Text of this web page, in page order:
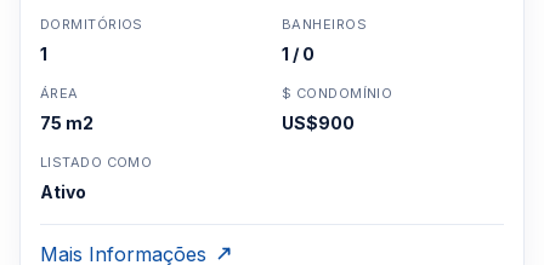
DORMITÓRIOS
1
BANHEIROS
1 / 0
ÁREA
75 m2
$ CONDOMÍNIO
US$900
LISTADO COMO
Ativo
Mais Informações